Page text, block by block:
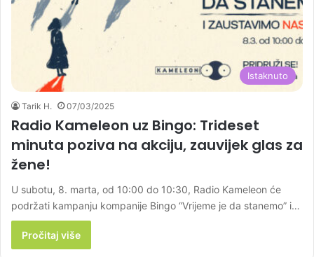
Istaknuto
Tarik H. 07/03/2025
Radio Kameleon uz Bingo: Trideset
minuta poziva na akciju, zauvijek glas za
žene!
U subotu, 8. marta, od 10:00 do 10:30, Radio Kameleon će
podržati kampanju kompanije Bingo “Vrijeme je da stanemo” i…
Pročitaj više